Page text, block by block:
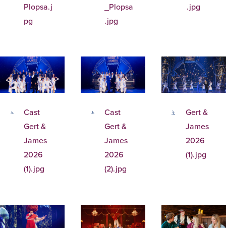
Plopsa.j
pg
_Plopsa
.jpg
.jpg
Cast
Gert &
James
2026
(1).jpg
Cast
Gert &
James
2026
(2).jpg
Gert &
James
2026
(1).jpg